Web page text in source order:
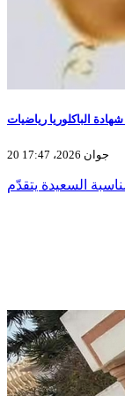
الباكلوريا رياضيات
20 جوان 2026، 17:47